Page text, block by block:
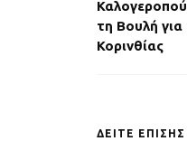
τη Βουλή
Κορινθίας
ΔΕΙΤΕ ΕΠΙΣΗΣ